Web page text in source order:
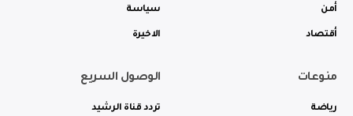
أمن
أقتصاد
سياسة
الاخيرة
منوعات
رياضة
الوصول السريع
تردد قناة الرشيد